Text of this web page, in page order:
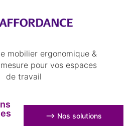
mobilier ergonomique &
pour vos espaces
de travail
⟶ Nos solutions